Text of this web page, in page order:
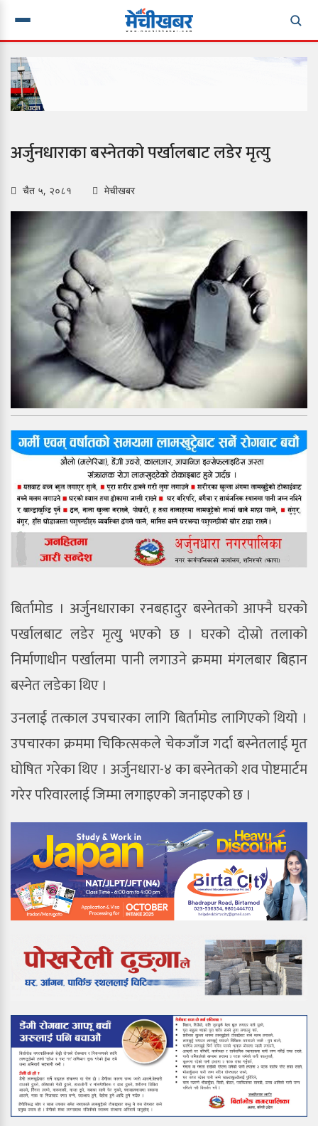
अर्जुनधाराका बस्नेतको पर्खालबाट लडेर मृत्यु
चैत ५, २०८१ मेचीखबर
बिर्तामोड । अर्जुनधाराका रनबहादुर बस्नेतको आफ्नै घरको
पर्खालबाट लडेर मृत्युु भएको छ । घरको दोस्रो तलाको
निर्माणाधीन पर्खालमा पानी लगाउने क्रममा मंगलबार बिहान
बस्नेत लडेका थिए ।
उनलाई तत्काल उपचारका लागि बिर्तामोड लागिएको थियो ।
उपचारका क्रममा चिकित्सकले चेकजाँज गर्दा बस्नेतलाई मृत
घोषित गरेका थिए । अर्जुनधारा-४ का बस्नेतको शव पोष्टमार्टम
गरेर परिवारलाई जिम्मा लगाइएको जनाइएको छ ।